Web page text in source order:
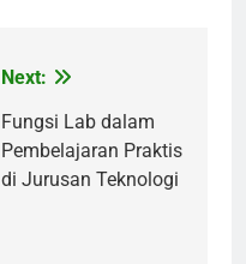
Next:
Fungsi Lab dalam
Pembelajaran Praktis
di Jurusan Teknologi